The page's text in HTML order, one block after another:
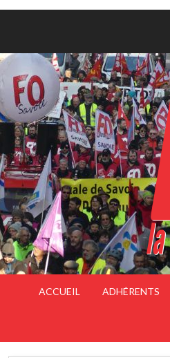
ACCUEIL ADHÉRENTS